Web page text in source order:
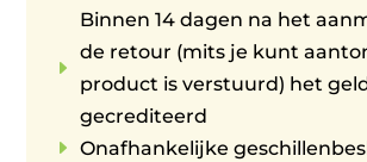
E
Binnen 14 dagen na het
de retour (mits je kunt
product is verstuurd) het
gecrediteerd
E Onafhankelijke